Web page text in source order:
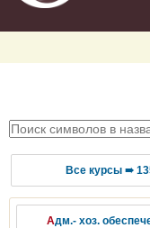
Все курсы ➠
Адм.- хоз.